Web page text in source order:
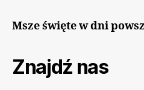
Msze święte w dni
Znajdź nas